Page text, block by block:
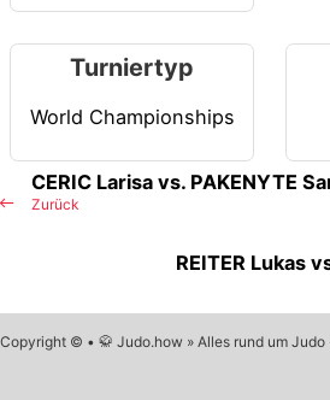
Turniertyp
World Championships
Zurück
CERIC Larisa vs. PAKENYTE
REITER Lukas
Copyright © • 🥋 Judo.how » Alles rund um Judo